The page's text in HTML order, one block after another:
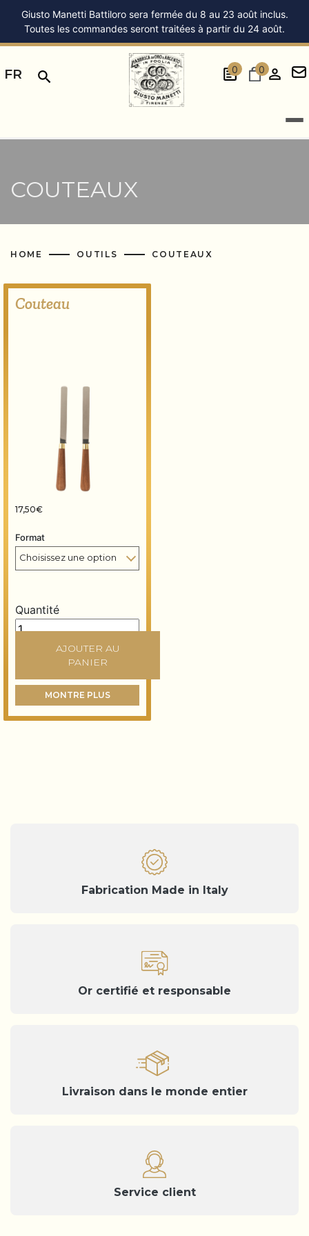
Giusto Manetti Battiloro sera fermée du 8 au 23 août inclus.
Toutes les commandes seront traitées à partir du 24 août.
FR 0 0
COUTEAUX
HOME OUTILS COUTEAUX
Couteau
17,50€
Format
Quantité
Couteau quantity
AJOUTER AU
PANIER
MONTRE PLUS
Fabrication Made in Italy
Or certifié et responsable
Livraison dans le monde entier
Service client